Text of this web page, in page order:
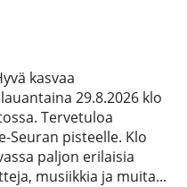
kasvaa
29.8.2026 klo
Tervetuloa
Seuran pisteelle. Klo
paljon erilaisia
musiikkia ja muita...